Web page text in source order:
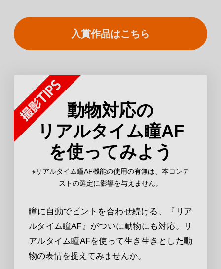
入賞作品はこちら
動物対応の
リアルタイム瞳AF
を使ってみよう
※リアルタイム瞳AF機能の使用の有無は、本コンテ
ストの選定に影響を与えません。
瞳に自動でピントを合わせ続ける、『リア
ルタイム瞳AF』がついに動物にも対応。リ
アルタイム瞳AFを使って生き生きとした動
物の表情を捉えてみませんか。